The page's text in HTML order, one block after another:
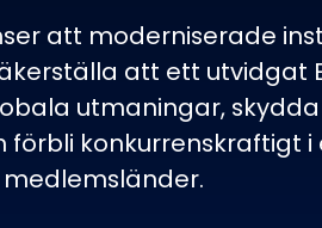
att moderniserade
att ett utvidgat
utmaningar,
förbli konkurrenskraftigt i